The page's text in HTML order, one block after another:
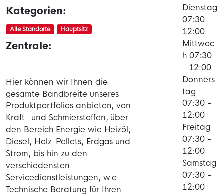
Kategorien:
Alle Standorte Hauptsitz
Zentrale:
Hier können wir Ihnen die
gesamte Bandbreite unseres
Produktportfolios anbieten, von
Kraft- und Schmierstoffen, über
den Bereich Energie wie Heizöl,
Diesel, Holz-Pellets, Erdgas und
Strom, bis hin zu den
verschiedensten
Servicedienstleistungen, wie
Technische Beratung für Ihren
Dienstag
07:30 -
12:00
Mittwoc
h 07:30
- 12:00
Donners
tag
07:30 -
12:00
Freitag
07:30 -
12:00
Samstag
07:30 -
12:00